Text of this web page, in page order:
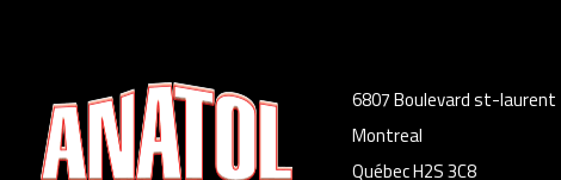
6807 Boulevard st-laurent
Montreal
Québec H2S 3C8